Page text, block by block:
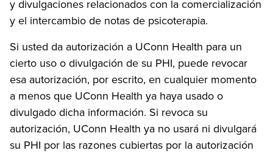
y divulgaciones relacionados con la comercialización
y el intercambio de notas de psicoterapia.
Si usted da autorización a UConn Health para un
cierto uso o divulgación de su PHI, puede revocar
esa autorización, por escrito, en cualquier momento
a menos que UConn Health ya haya usado o
divulgado dicha información. Si revoca su
autorización, UConn Health ya no usará ni divulgará
su PHI por las razones cubiertas por la autorización